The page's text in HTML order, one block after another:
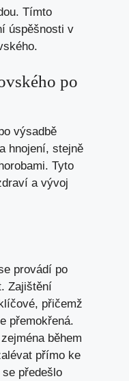
Tímto
úspěšnosti v
po
výsadbě
hnojení, stejně
Tyto
a vývoj
provádí po
Zajištění
přičemž
přemokřená.
během
přímo ke
předešlo